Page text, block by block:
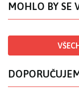
MOHLO BY SE